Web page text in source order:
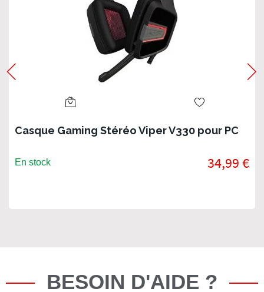
Casque Gaming Stéréo Viper V330 pour PC
En stock 34,99 €
BESOIN D'AIDE ?